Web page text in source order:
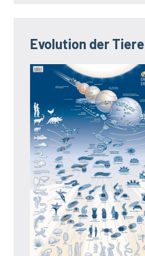
Evolution der Tiere